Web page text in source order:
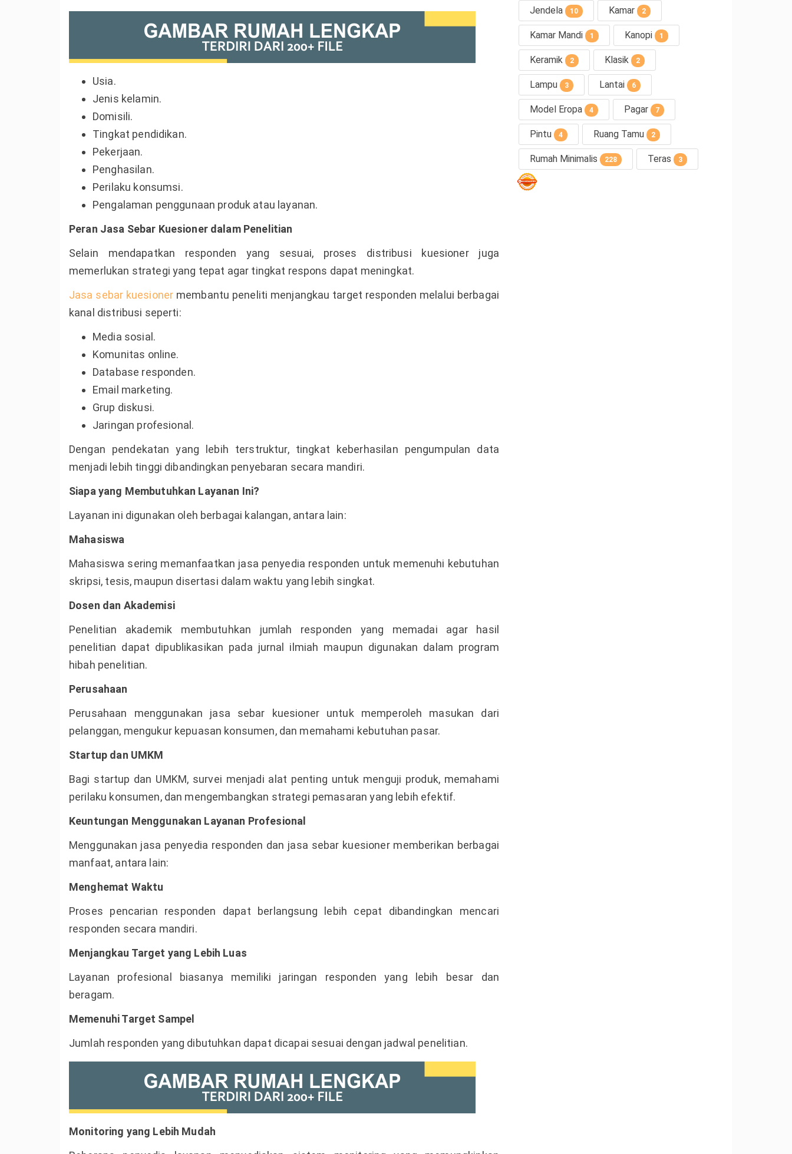
Usia.
Jenis kelamin.
Domisili.
Tingkat pendidikan.
Pekerjaan.
Penghasilan.
Perilaku konsumsi.
Pengalaman penggunaan produk atau layanan.
Peran Jasa Sebar Kuesioner dalam Penelitian
Selain mendapatkan responden yang sesuai, proses distribusi kuesioner juga
memerlukan strategi yang tepat agar tingkat respons dapat meningkat.
Jasa sebar kuesioner membantu peneliti menjangkau target responden melalui berbagai
kanal distribusi seperti:
Media sosial.
Komunitas online.
Database responden.
Email marketing.
Grup diskusi.
Jaringan profesional.
Dengan pendekatan yang lebih terstruktur, tingkat keberhasilan pengumpulan data
menjadi lebih tinggi dibandingkan penyebaran secara mandiri.
Siapa yang Membutuhkan Layanan Ini?
Layanan ini digunakan oleh berbagai kalangan, antara lain:
Mahasiswa
Mahasiswa sering memanfaatkan jasa penyedia responden untuk memenuhi kebutuhan
skripsi, tesis, maupun disertasi dalam waktu yang lebih singkat.
Dosen dan Akademisi
Penelitian akademik membutuhkan jumlah responden yang memadai agar hasil
penelitian dapat dipublikasikan pada jurnal ilmiah maupun digunakan dalam program
hibah penelitian.
Perusahaan
Perusahaan menggunakan jasa sebar kuesioner untuk memperoleh masukan dari
pelanggan, mengukur kepuasan konsumen, dan memahami kebutuhan pasar.
Startup dan UMKM
Bagi startup dan UMKM, survei menjadi alat penting untuk menguji produk, memahami
perilaku konsumen, dan mengembangkan strategi pemasaran yang lebih efektif.
Keuntungan Menggunakan Layanan Profesional
Menggunakan jasa penyedia responden dan jasa sebar kuesioner memberikan berbagai
manfaat, antara lain:
Menghemat Waktu
Proses pencarian responden dapat berlangsung lebih cepat dibandingkan mencari
responden secara mandiri.
Menjangkau Target yang Lebih Luas
Layanan profesional biasanya memiliki jaringan responden yang lebih besar dan
beragam.
Memenuhi Target Sampel
Jumlah responden yang dibutuhkan dapat dicapai sesuai dengan jadwal penelitian.
Monitoring yang Lebih Mudah
Jendela 10 Kamar 2
Kamar Mandi 1 Kanopi 1
Keramik 2 Klasik 2
Lampu 3 Lantai 6
Model Eropa 4 Pagar 7
Pintu 4 Ruang Tamu 2
Rumah Minimalis 228 Teras 3